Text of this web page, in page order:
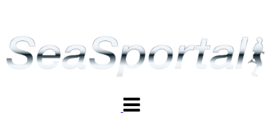
navigering